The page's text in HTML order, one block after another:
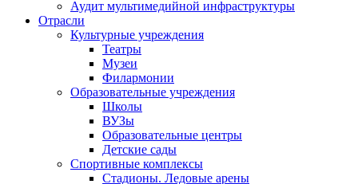
Аудит мультимедийной инфраструктуры
Отрасли
Культурные учреждения
Театры
Музеи
Филармонии
Образовательные учреждения
Школы
ВУЗы
Образовательные центры
Детские сады
Спортивные комплексы
Стадионы. Ледовые арены